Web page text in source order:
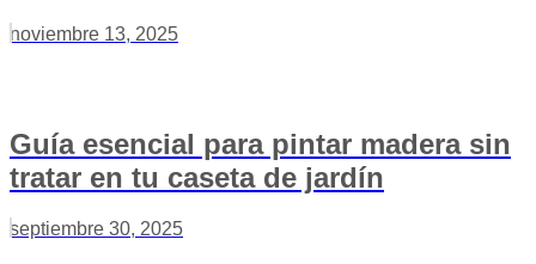
noviembre 13, 2025
Guía esencial para pintar madera sin
tratar en tu caseta de jardín
septiembre 30, 2025